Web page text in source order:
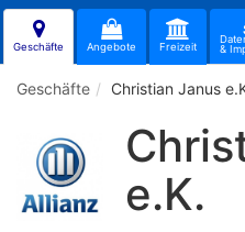
Geschäfte Angebote Freizeit
&
Geschäfte Christian Janus
e.K.